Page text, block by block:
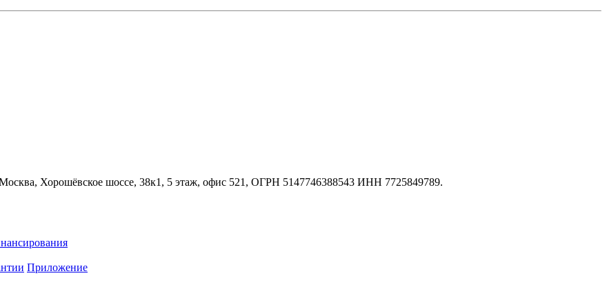
Хорошёвское шоссе, 38к1, 5 этаж, офис 521, ОГРН 5147746388543 ИНН 7725849789.
Приложение